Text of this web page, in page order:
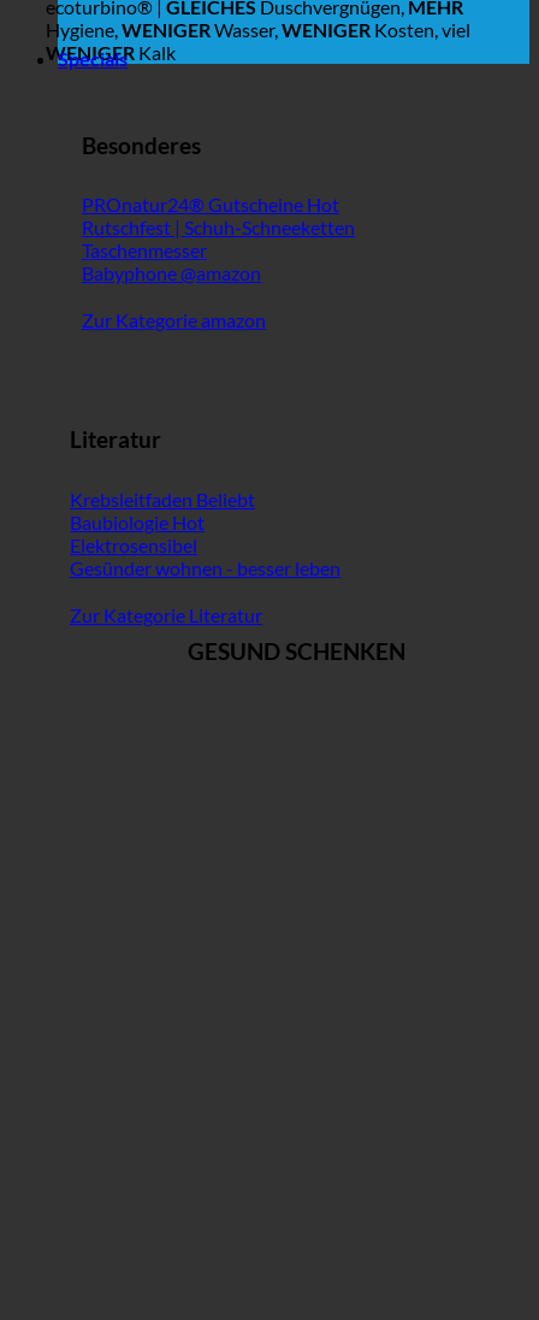
ecoturbino® | GLEICHES Duschvergnügen, MEHR
Hygiene,WENIGERWasser,WENIGER Kosten, viel
WENIGER Kalk
Specials
Besonderes
PROnatur24® Gutscheine
Rutschfest | Schuh-Schneeketten
Taschenmesser
Babyphone @amazon
Zur Kategorie amazon
Literatur
Krebsleitfaden
Baubiologie
Elektrosensibel
Gesünder wohnen - besser leben
Zur Kategorie Literatur
GESUND SCHENKEN